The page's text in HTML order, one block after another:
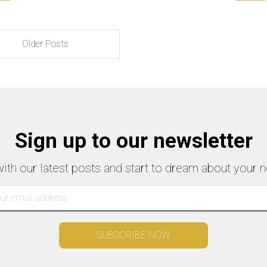
Older Posts
Sign up to our newsletter
our latest posts and start to dream about your